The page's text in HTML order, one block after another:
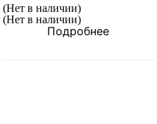
(Нет в наличии)
(Нет в наличии)
Подробнее